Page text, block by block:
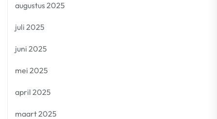
augustus 2025
juli 2025
juni 2025
mei 2025
april 2025
maart 2025